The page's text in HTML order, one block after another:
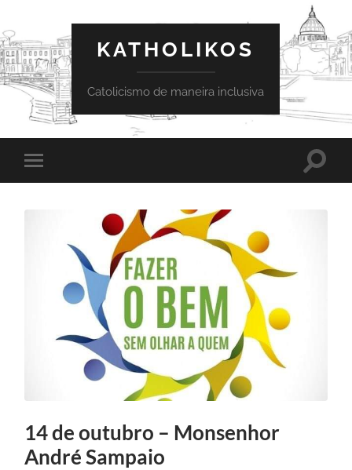
KATHOLIKOS
Catolicismo de maneira inclusiva
Toggle
mobile
Toggle
14 de outubro – Monsenhor
André Sampaio